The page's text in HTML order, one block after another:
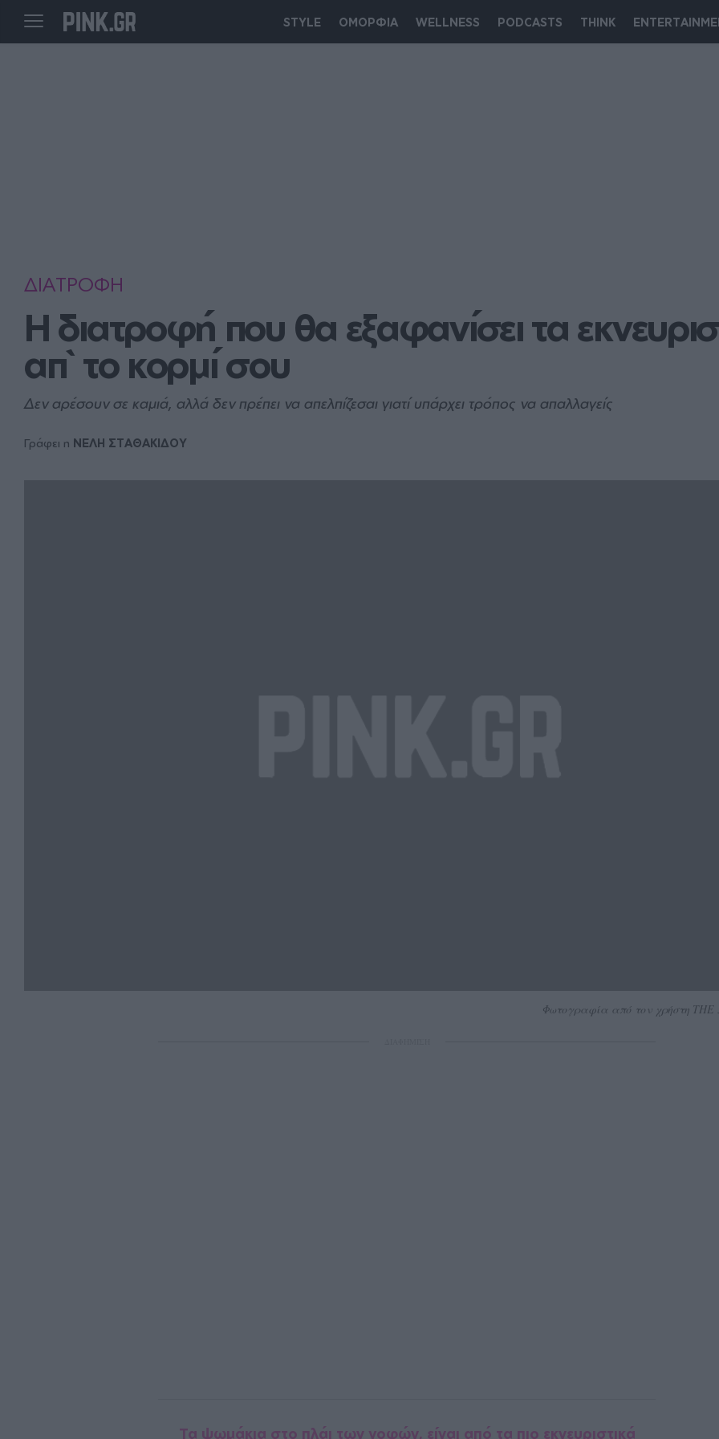
STYLE ΟΜΟΡΦΙΑ WELLNESS PODCASTS THINK
ΔΙΑΤΡΟΦΗ
Η διατροφή που θα εξαφανίσει τα
απ` το κορμί σου
Δεν αρέσουν σε καμιά, αλλά δεν πρέπει να απελπίζεσαι γιατί υπάρχει τρόπος να απαλλαγείς
Γράφει η ΝΕΛΗ ΣΤΑΘΑΚΙΔΟΥ
Φωτογραφία από τον χρήστη THE
Τα ψωμάκια στο πλάι των γοφών, είναι από τα πιο εκνευριστικά